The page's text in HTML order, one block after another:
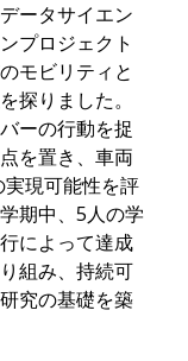
ータサイエン
プロジェクト
モビリティと
探りました。
ーの行動を捉
を置き、車両
実現可能性を評
期中、5人の学
によって達成
組み、持続可
究の基礎を築